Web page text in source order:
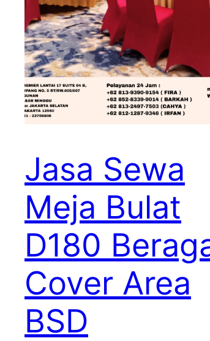
Jasa Sewa
Meja Bulat
D180
Cover Area
BSD